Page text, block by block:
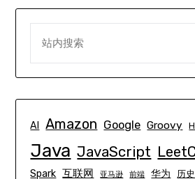
AI Amazon Google Groovy
Java JavaScript
Spark 互联网 亚马逊 前端 华为 历史